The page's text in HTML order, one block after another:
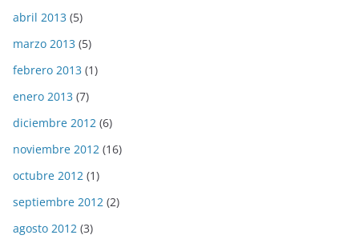
abril 2013 (5)
marzo 2013 (5)
febrero 2013 (1)
enero 2013 (7)
diciembre 2012 (6)
noviembre 2012 (16)
octubre 2012 (1)
septiembre 2012 (2)
agosto 2012 (3)